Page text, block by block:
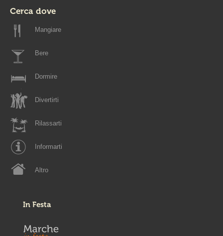
Cerca dove
Mangiare
Bere
Dormire
Divertirti
Rilassarti
Informarti
Altro
In Festa